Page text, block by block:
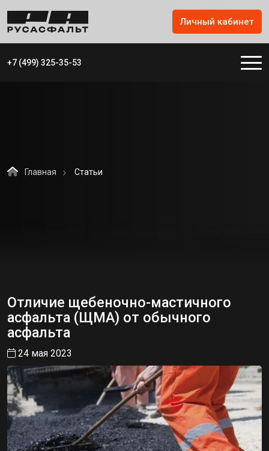
Личный кабинет
+7 (499) 325-35-53
Главная Статьи
Отличие щебеночно-мастичного
асфальта (ЩМА) от обычного
асфальта
24 мая 2023